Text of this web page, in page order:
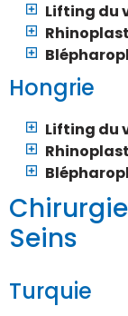
Lifting du
Hongrie
Lifting du
Seins
Turquie